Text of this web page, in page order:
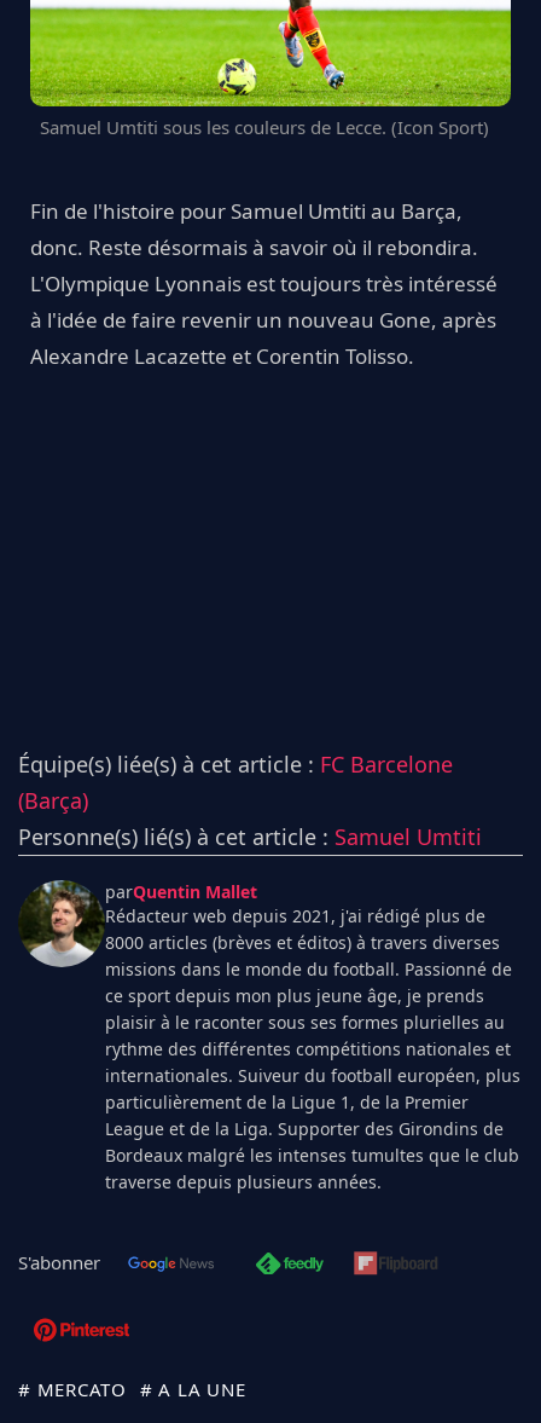
Samuel Umtiti sous les couleurs de Lecce. (Icon Sport)
Fin de l'histoire pour Samuel Umtiti au Barça,
donc. Reste désormais à savoir où il rebondira.
L'Olympique Lyonnais est toujours très intéressé
à l'idée de faire revenir un nouveau Gone, après
Alexandre Lacazette et Corentin Tolisso.
Équipe(s) liée(s) à cet article : FC Barcelone
(Barça)
Personne(s) lié(s) à cet article : Samuel Umtiti
parQuentin Mallet
Rédacteur web depuis 2021, j'ai rédigé plus de
8000 articles (brèves et éditos) à travers diverses
missions dans le monde du football. Passionné de
ce sport depuis mon plus jeune âge, je prends
plaisir à le raconter sous ses formes plurielles au
rythme des différentes compétitions nationales et
internationales. Suiveur du football européen, plus
particulièrement de la Ligue 1, de la Premier
League et de la Liga. Supporter des Girondins de
Bordeaux malgré les intenses tumultes que le club
traverse depuis plusieurs années.
S'abonner
# MERCATO # A LA UNE